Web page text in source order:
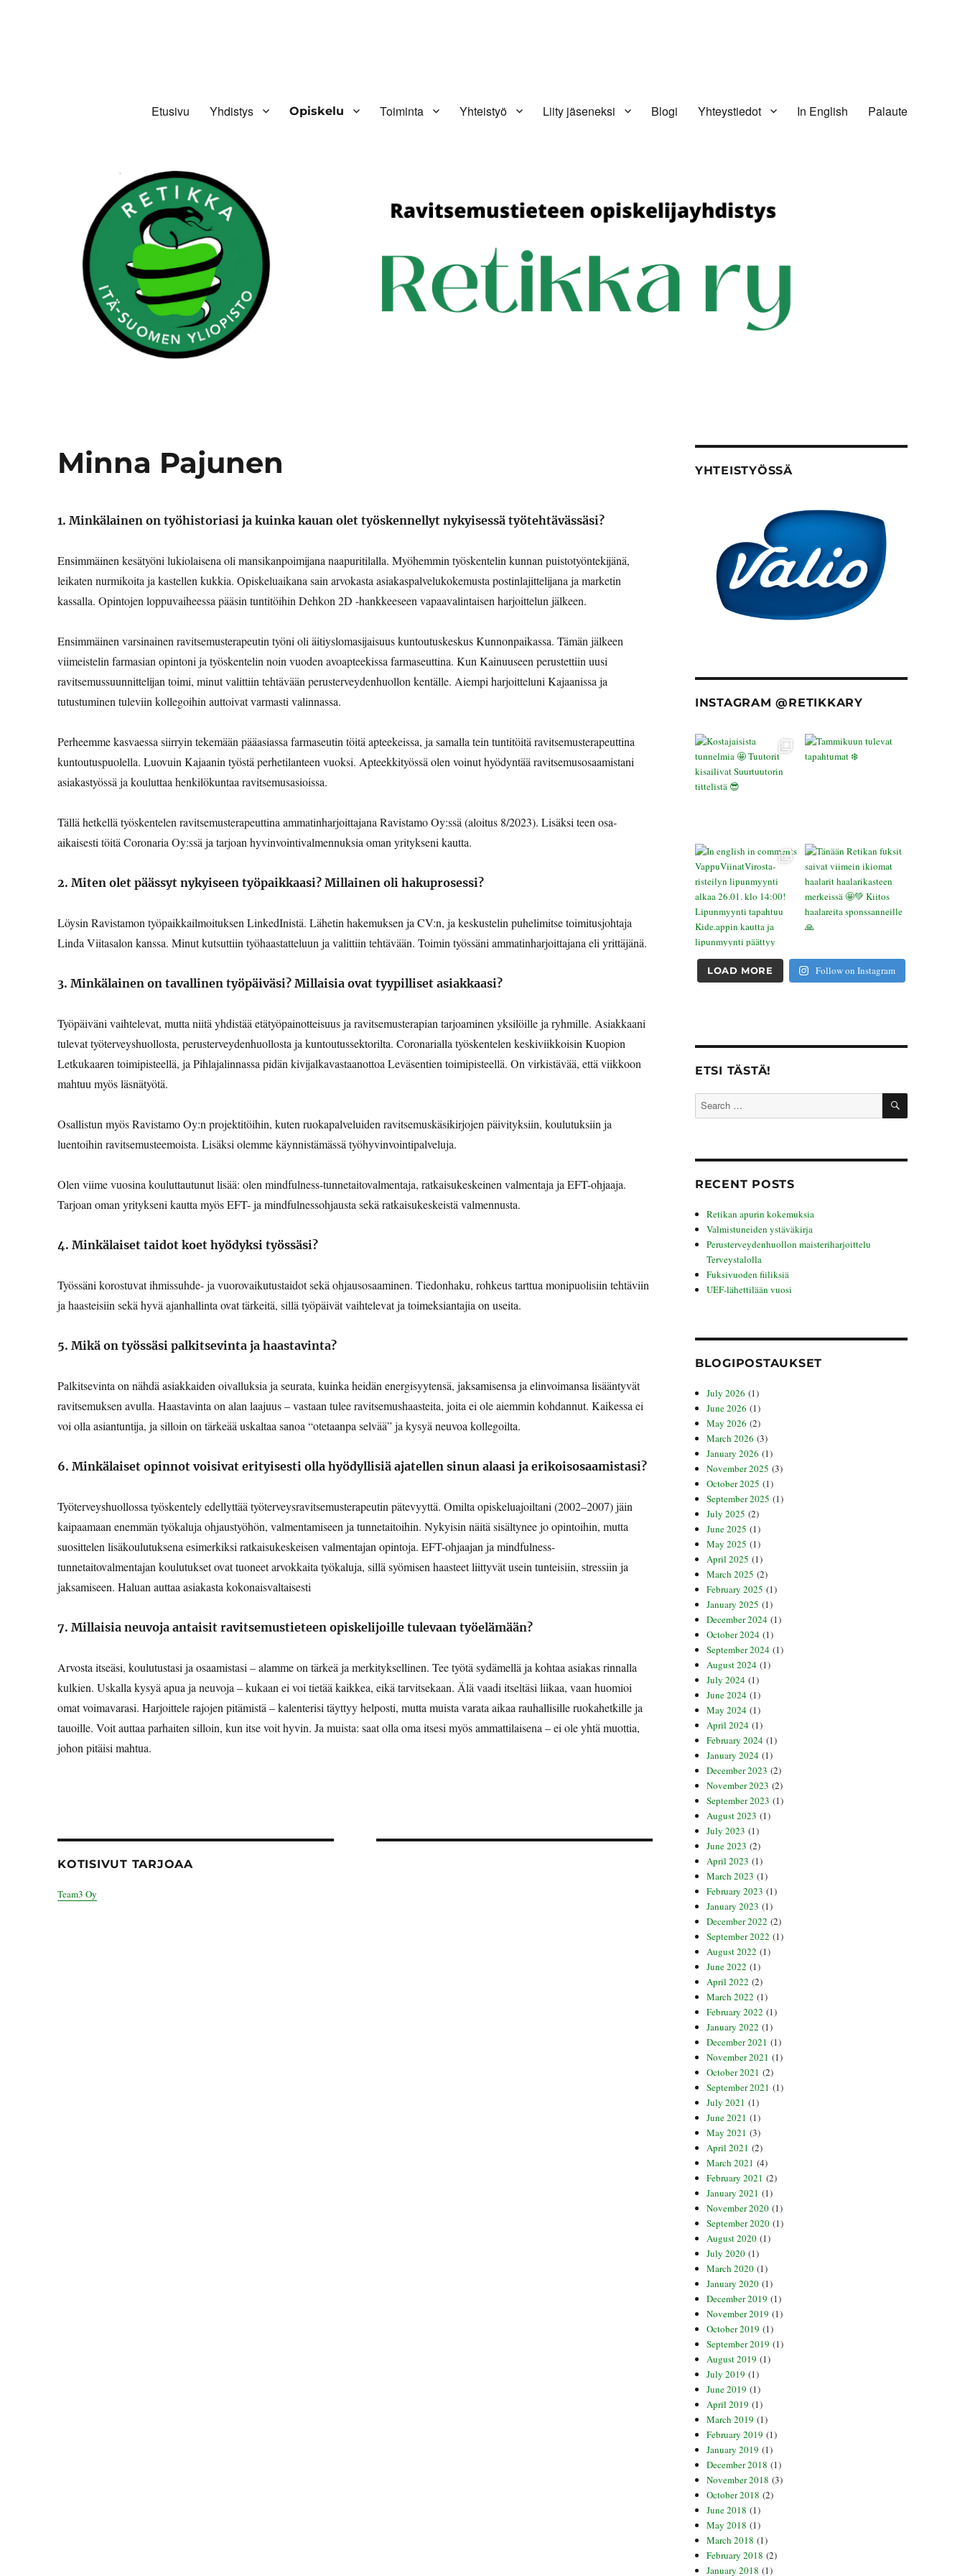
Etusivu Yhdistys Opiskelu Toiminta Yhteistyö Liity jäseneksi Blogi Yhteystiedot In English Palaute
Minna Pajunen
1. Minkälainen on työhistoriasi ja kuinka kauan olet työskennellyt nykyisessä työtehtävässäsi?
Ensimmäinen kesätyöni lukiolaisena oli mansikanpoimijana naapuritilalla. Myöhemmin työskentelin kunnan puistotyöntekijänä,
leikaten nurmikoita ja kastellen kukkia. Opiskeluaikana sain arvokasta asiakaspalvelukokemusta postinlajittelijana ja marketin
kassalla. Opintojen loppuvaiheessa pääsin tuntitöihin Dehkon 2D -hankkeeseen vapaavalintaisen harjoittelun jälkeen.
Ensimmäinen varsinainen ravitsemusterapeutin työni oli äitiyslomasijaisuus kuntoutuskeskus Kunnonpaikassa. Tämän jälkeen
viimeistelin farmasian opintoni ja työskentelin noin vuoden avoapteekissa farmaseuttina. Kun Kainuuseen perustettiin uusi
ravitsemussuunnittelijan toimi, minut valittiin tehtävään perusterveydenhuollon kentälle. Aiempi harjoitteluni Kajaanissa ja
tutustuminen tuleviin kollegoihin auttoivat varmasti valinnassa.
Perheemme kasvaessa siirryin tekemään pääasiassa farmaseutin töitä apteekeissa, ja samalla tein tuntitöitä ravitsemusterapeuttina
kuntoutuspuolella. Luovuin Kajaanin työstä perhetilanteen vuoksi. Apteekkityössä olen voinut hyödyntää ravitsemusosaamistani
asiakastyössä ja kouluttaa henkilökuntaa ravitsemusasioissa.
Tällä hetkellä työskentelen ravitsemusterapeuttina ammatinharjoittajana Ravistamo Oy:ssä (aloitus 8/2023). Lisäksi teen osa-
aikaisesti töitä Coronaria Oy:ssä ja tarjoan hyvinvointivalmennuksia oman yritykseni kautta.
2. Miten olet päässyt nykyiseen työpaikkaasi? Millainen oli hakuprosessi?
Löysin Ravistamon työpaikkailmoituksen LinkedInistä. Lähetin hakemuksen ja CV:n, ja keskustelin puhelimitse toimitusjohtaja
Linda Viitasalon kanssa. Minut kutsuttiin työhaastatteluun ja valittiin tehtävään. Toimin työssäni ammatinharjoittajana eli yrittäjänä.
3. Minkälainen on tavallinen työpäiväsi? Millaisia ovat tyypilliset asiakkaasi?
Työpäiväni vaihtelevat, mutta niitä yhdistää etätyöpainotteisuus ja ravitsemusterapian tarjoaminen yksilöille ja ryhmille. Asiakkaani
tulevat työterveyshuollosta, perusterveydenhuollosta ja kuntoutussektorilta. Coronarialla työskentelen keskiviikkoisin Kuopion
Letkukaaren toimipisteellä, ja Pihlajalinnassa pidän kivijalkavastaanottoa Leväsentien toimipisteellä. On virkistävää, että viikkoon
mahtuu myös läsnätyötä.
Osallistun myös Ravistamo Oy:n projektitöihin, kuten ruokapalveluiden ravitsemuskäsikirjojen päivityksiin, koulutuksiin ja
luentoihin ravitsemusteemoista. Lisäksi olemme käynnistämässä työhyvinvointipalveluja.
Olen viime vuosina kouluttautunut lisää: olen mindfulness-tunnetaitovalmentaja, ratkaisukeskeinen valmentaja ja EFT-ohjaaja.
Tarjoan oman yritykseni kautta myös EFT- ja mindfulnessohjausta sekä ratkaisukeskeistä valmennusta.
4. Minkälaiset taidot koet hyödyksi työssäsi?
Työssäni korostuvat ihmissuhde- ja vuorovaikutustaidot sekä ohjausosaaminen. Tiedonhaku, rohkeus tarttua monipuolisiin tehtäviin
ja haasteisiin sekä hyvä ajanhallinta ovat tärkeitä, sillä työpäivät vaihtelevat ja toimeksiantajia on useita.
5. Mikä on työssäsi palkitsevinta ja haastavinta?
Palkitsevinta on nähdä asiakkaiden oivalluksia ja seurata, kuinka heidän energisyytensä, jaksamisensa ja elinvoimansa lisääntyvät
ravitsemuksen avulla. Haastavinta on alan laajuus – vastaan tulee ravitsemushaasteita, joita ei ole aiemmin kohdannut. Kaikessa ei
voi olla asiantuntija, ja silloin on tärkeää uskaltaa sanoa “otetaanpa selvää” ja kysyä neuvoa kollegoilta.
6. Minkälaiset opinnot voisivat erityisesti olla hyödyllisiä ajatellen sinun alaasi ja erikoisosaamistasi?
Työterveyshuollossa työskentely edellyttää työterveysravitsemusterapeutin pätevyyttä. Omilta opiskeluajoiltani (2002–2007) jäin
kaipaamaan enemmän työkaluja ohjaustyöhön, valmentamiseen ja tunnetaitoihin. Nykyisin näitä sisältynee jo opintoihin, mutta
suosittelen lisäkoulutuksena esimerkiksi ratkaisukeskeisen valmentajan opintoja. EFT-ohjaajan ja mindfulness-
tunnetaitovalmentajan koulutukset ovat tuoneet arvokkaita työkaluja, sillä syömisen haasteet liittyvät usein tunteisiin, stressiin ja
jaksamiseen. Haluan auttaa asiakasta kokonaisvaltaisesti
7. Millaisia neuvoja antaisit ravitsemustieteen opiskelijoille tulevaan työelämään?
Arvosta itseäsi, koulutustasi ja osaamistasi – alamme on tärkeä ja merkityksellinen. Tee työtä sydämellä ja kohtaa asiakas rinnalla
kulkien. Uskalla kysyä apua ja neuvoja – kukaan ei voi tietää kaikkea, eikä tarvitsekaan. Älä vaadi itseltäsi liikaa, vaan huomioi
omat voimavarasi. Harjoittele rajojen pitämistä – kalenterisi täyttyy helposti, mutta muista varata aikaa rauhallisille ruokahetkille ja
tauoille. Voit auttaa parhaiten silloin, kun itse voit hyvin. Ja muista: saat olla oma itsesi myös ammattilaisena – ei ole yhtä muottia,
johon pitäisi mahtua.
KOTISIVUT TARJOAA
Team3 Oy
YHTEISTYÖSSÄ
INSTAGRAM @RETIKKARY
LOAD MORE Follow on Instagram
ETSI TÄSTÄ!
Search
for:
SEARCH
RECENT POSTS
Retikan apurin kokemuksia
Valmistuneiden ystäväkirja
Perusterveydenhuollon maisteriharjoittelu
Terveystalolla
Fuksivuoden fiiliksiä
UEF-lähettilään vuosi
BLOGIPOSTAUKSET
July 2026 (1)
June 2026 (1)
May 2026 (2)
March 2026 (3)
January 2026 (1)
November 2025 (3)
October 2025 (1)
September 2025 (1)
July 2025 (2)
June 2025 (1)
May 2025 (1)
April 2025 (1)
March 2025 (2)
February 2025 (1)
January 2025 (1)
December 2024 (1)
October 2024 (1)
September 2024 (1)
August 2024 (1)
July 2024 (1)
June 2024 (1)
May 2024 (1)
April 2024 (1)
February 2024 (1)
January 2024 (1)
December 2023 (2)
November 2023 (2)
September 2023 (1)
August 2023 (1)
July 2023 (1)
June 2023 (2)
April 2023 (1)
March 2023 (1)
February 2023 (1)
January 2023 (1)
December 2022 (2)
September 2022 (1)
August 2022 (1)
June 2022 (1)
April 2022 (2)
March 2022 (1)
February 2022 (1)
January 2022 (1)
December 2021 (1)
November 2021 (1)
October 2021 (2)
September 2021 (1)
July 2021 (1)
June 2021 (1)
May 2021 (3)
April 2021 (2)
March 2021 (4)
February 2021 (2)
January 2021 (1)
November 2020 (1)
September 2020 (1)
August 2020 (1)
July 2020 (1)
March 2020 (1)
January 2020 (1)
December 2019 (1)
November 2019 (1)
October 2019 (1)
September 2019 (1)
August 2019 (1)
July 2019 (1)
June 2019 (1)
April 2019 (1)
March 2019 (1)
February 2019 (1)
January 2019 (1)
December 2018 (1)
November 2018 (3)
October 2018 (2)
June 2018 (1)
May 2018 (1)
March 2018 (1)
February 2018 (2)
January 2018 (1)